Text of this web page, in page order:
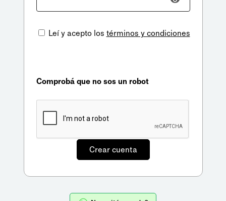
Leí y acepto los términos y condiciones
Comprobá que no sos un robot